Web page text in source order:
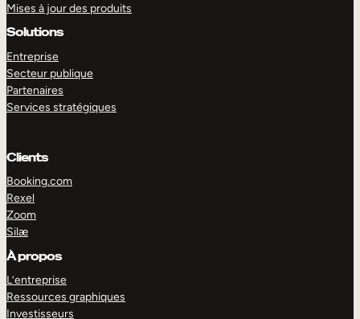
Mises à jour des produits
Solutions
Entreprise
Secteur publique
Partenaires
Services stratégiques
Clients
Booking.com
Rexel
Zoom
Silæ
À propos
L’entreprise
Ressources graphiques
Investisseurs